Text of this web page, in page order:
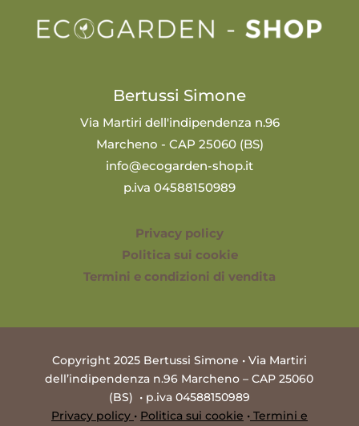
Bertussi Simone
Via Martiri dell'indipendenza n.96
Marcheno - CAP 25060 (BS)
info@ecogarden-shop.it
p.iva 04588150989
Privacy policy
Politica sui cookie
Termini e condizioni di vendita
Copyright 2025 Bertussi Simone • Via Martiri
dell’indipendenza n.96 Marcheno – CAP 25060
(BS) • p.iva 04588150989
Privacy policy • Politica sui cookie •Termini e